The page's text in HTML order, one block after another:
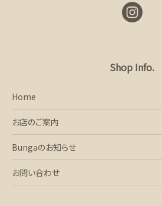
Shop Info.
Home
お店のご案内
Bungaのお知らせ
お問い合わせ